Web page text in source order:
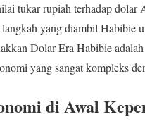
tukar rupiah terhadap
yang diambil Habibie
Dolar Era Habibie
yang sangat kompleks
di Awal